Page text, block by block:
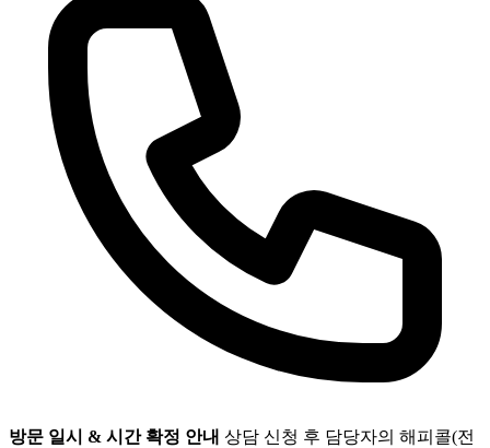
방문 일시 & 시간 확정 안내 상담 신청 후 담당자의 해피콜(전